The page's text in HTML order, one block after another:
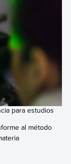
para estudios
al método